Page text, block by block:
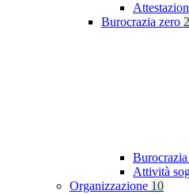
Burocrazia zero 2
Attività
Organizzazione 10